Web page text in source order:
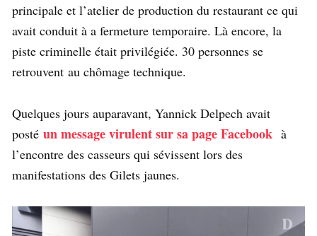
principale et l’atelier de production du restaurant ce qui
avait conduit à a fermeture temporaire. Là encore, la
piste criminelle était privilégiée. 30 personnes se
retrouvent au chômage technique.
Quelques jours auparavant, Yannick Delpech avait
posté un message virulent sur sa page Facebook à
l’encontre des casseurs qui sévissent lors des
manifestations des Gilets jaunes.